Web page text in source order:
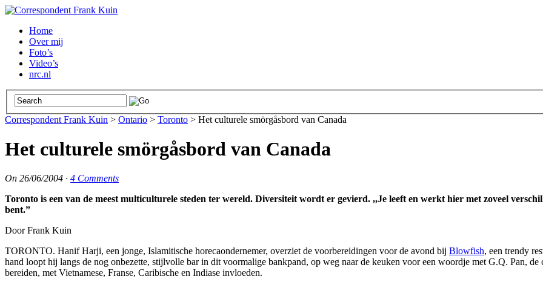
Home
Over mij
Foto’s
Video’s
nrc.nl
Correspondent Frank Kuin > Ontario > Toronto > Het culturele smörgåsbord van Canada
Het culturele smörgåsbord van Canada
On 26/06/2004 · 4 Comments
Toronto is een van de meest multiculturele steden ter wereld. Diversiteit wordt er gevierd. ,,Je leeft en werkt hier met zoveel
bent.”
Door Frank Kuin
TORONTO. Hanif Harji, een jonge, Islamitische horecaondernemer, overziet de voorbereidingen voor de avond bij Blowfish, een trendy
hand loopt hij langs de nog onbezette, stijlvolle bar in dit voormalige bankpand, op weg naar de keuken voor een woordje met G.Q. Pan, de
bereiden, met Vietnamese, Franse, Caribische en Indiase invloeden.